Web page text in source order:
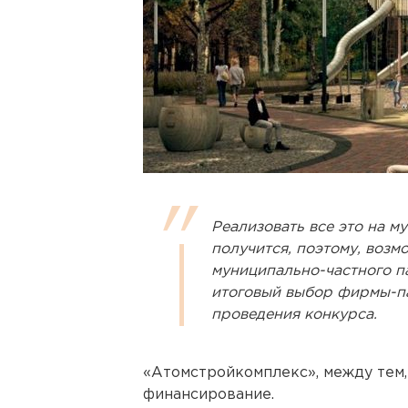
Реализовать все это на
получится, поэтому,
муниципально-частного
итоговый выбор фирмы-
проведения конкурса.
«Атомстройкомплекс», между
финансирование.